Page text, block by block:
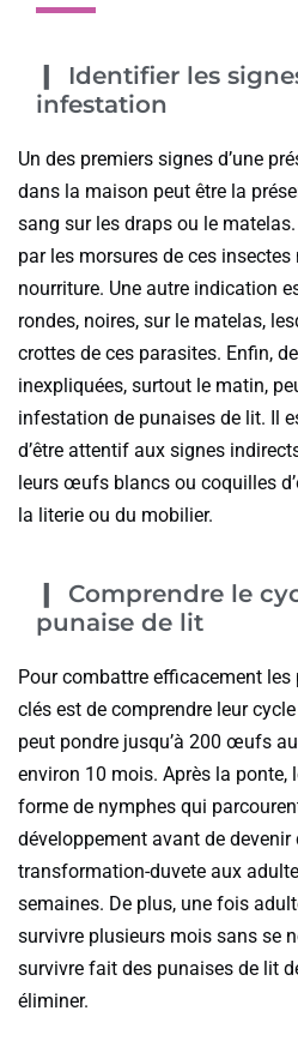
Identifier les
infestation
Un des premiers signes d’une
dans la maison peut être la
sang sur les draps ou le
par les morsures de ces
nourriture. Une autre indication
rondes, noires, sur le matelas,
crottes de ces parasites. Enfin,
inexpliquées, surtout le matin,
infestation de punaises de lit. Il
d’être attentif aux signes
leurs œufs blancs ou coquilles
la literie ou du mobilier.
Comprendre le
punaise de lit
Pour combattre efficacement les
clés est de comprendre leur
peut pondre jusqu’à 200 œufs
environ 10 mois. Après la
forme de nymphes qui
développement avant de devenir
transformation-duvete aux
semaines. De plus, une fois
survivre plusieurs mois sans se
survivre fait des punaises de lit
éliminer.